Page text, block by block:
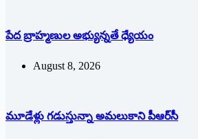
పేద బ్రాహ్మణుల అభ్యున్నతే ధ్యేయం
August 8, 2026
మూడేళ్లు గ‌డుస్తున్నా అమ‌లుకాని పీఆర్‌సీ